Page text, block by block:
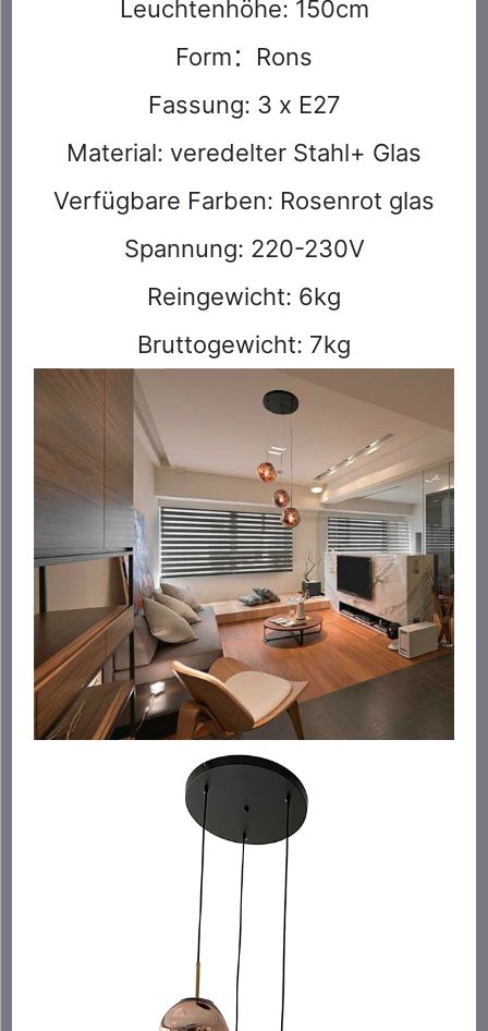
Leuchtenhöhe: 150cm
Form：Rons
Fassung: 3 x E27
Material: veredelter Stahl+ Glas
Verfügbare Farben: Rosenrot glas
Spannung: 220-230V
Reingewicht: 6kg
Bruttogewicht: 7kg